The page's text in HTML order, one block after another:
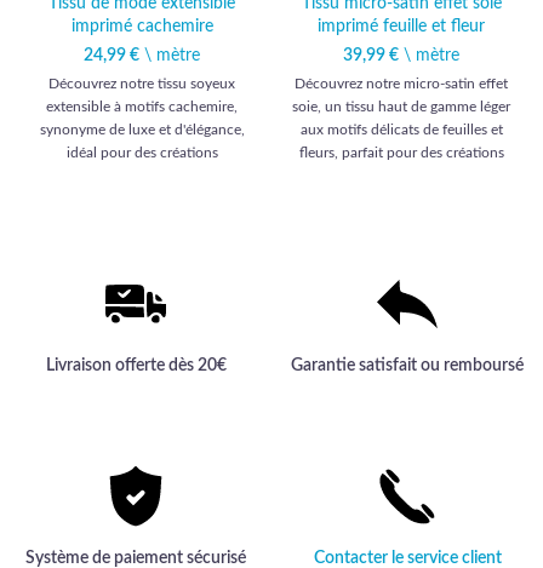
imprimé cachemire
24,99 € \ mètre
Découvrez notre tissu soyeux
extensible à motifs cachemire,
synonyme de luxe et d'élégance,
idéal pour des créations
imprimé feuille et fleur
39,99 € \ mètre
Découvrez notre micro-satin effet
soie, un tissu haut de gamme léger
aux motifs délicats de feuilles et
fleurs, parfait pour des créations
Livraison offerte dès 20€ Garantie satisfait ou remboursé
Système de paiement sécurisé Contacter le service client